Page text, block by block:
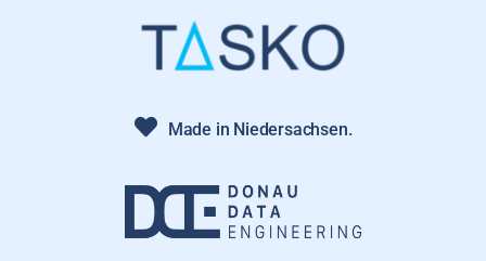
Made in Niedersachsen.